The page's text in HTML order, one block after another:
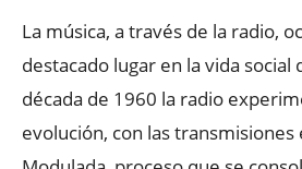
La música, a través de la radio,
destacado lugar en la vida social
década de 1960 la radio
evolución, con las transmisiones